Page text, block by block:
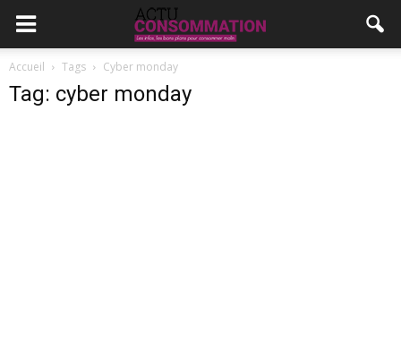
Accueil Tags Cyber monday
Tag: cyber monday